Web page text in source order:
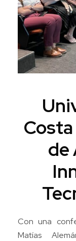
de
Con una
Matías